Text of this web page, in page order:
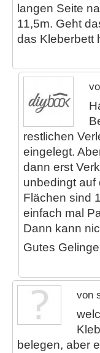
langen Seite
11,5m. Geht
das Kleberbett
restlichen
eingelegt.
dann erst
unbedingt
Flächen sind
einfach mal
Dann kann
Gutes
von
belegen, aber